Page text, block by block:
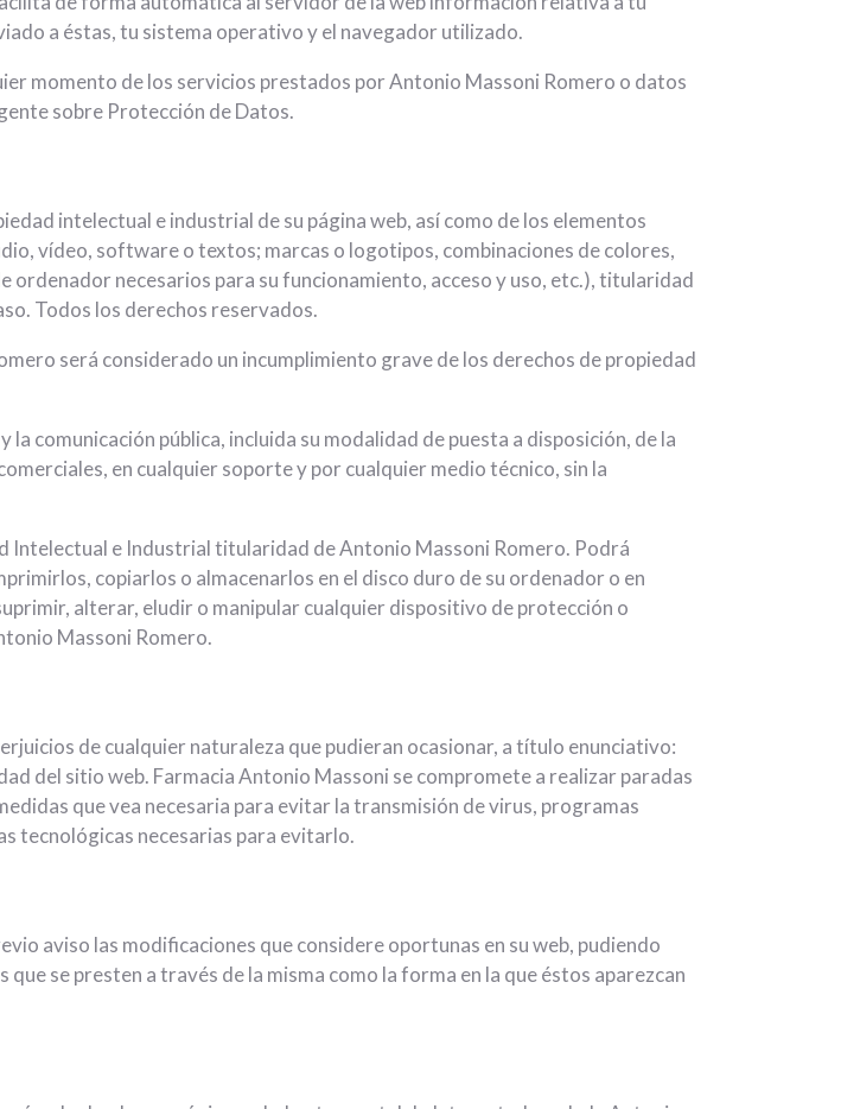
a éstas, tu sistema operativo y el navegador utilizado.
momento de los servicios prestados por Antonio Massoni Romero o datos
sobre Protección de Datos.
intelectual e industrial de su página web, así como de los elementos
vídeo, software o textos; marcas o logotipos, combinaciones de colores,
necesarios para su funcionamiento, acceso y uso, etc.), titularidad
Todos los derechos reservados.
será considerado un incumplimiento grave de los derechos de propiedad
comunicación pública, incluida su modalidad de puesta a disposición, de la
en cualquier soporte y por cualquier medio técnico, sin la
Intelectual e Industrial titularidad de Antonio Massoni Romero. Podrá
copiarlos o almacenarlos en el disco duro de su ordenador o en
alterar, eludir o manipular cualquier dispositivo de protección o
Massoni Romero.
de cualquier naturaleza que pudieran ocasionar, a título enunciativo:
del sitio web. Farmacia Antonio Massoni se compromete a realizar paradas
que vea necesaria para evitar la transmisión de virus, programas
tecnológicas necesarias para evitarlo.
aviso las modificaciones que considere oportunas en su web, pudiendo
se presten a través de la misma como la forma en la que éstos aparezcan